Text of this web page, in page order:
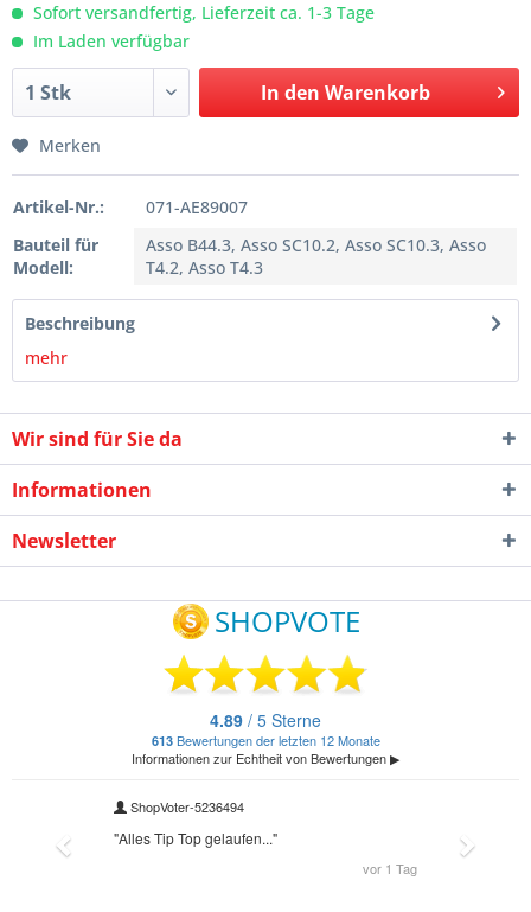
Sofort versandfertig, Lieferzeit ca. 1-3 Tage
Im Laden verfügbar
In den Warenkorb
Merken
Artikel-Nr.:
071-AE89007
Bauteil für
Modell:
Asso B44.3, Asso SC10.2, Asso SC10.3, Asso
T4.2, Asso T4.3
Beschreibung
mehr
Wir sind für Sie da
Informationen
Newsletter